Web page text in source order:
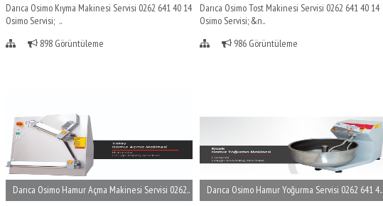
Darıca Osimo Kıyma Makinesi Servisi 0262 641 40 14
Osimo Servisi; ..
898 Görüntüleme
Darıca Osimo Tost Makinesi Servisi 0262 641 40 14
Osimo Servisi; &n..
986 Görüntüleme
Darıca Osimo Hamur Açma Makinesi Servisi 0262.. Darıca Osimo Hamur Yoğurma Servisi 0262 641 4..